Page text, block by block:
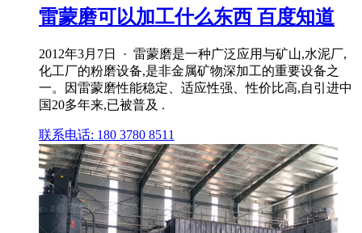
雷蒙磨可以加工什么东西 百度知道
2012年3月7日 · 雷蒙磨是一种广泛应用与矿山,水泥厂,
化工厂的粉磨设备,是非金属矿物深加工的重要设备之
一。因雷蒙磨性能稳定、适应性强、性价比高,自引进中
国20多年来,已被普及 .
联系电话: 180 3780 8511